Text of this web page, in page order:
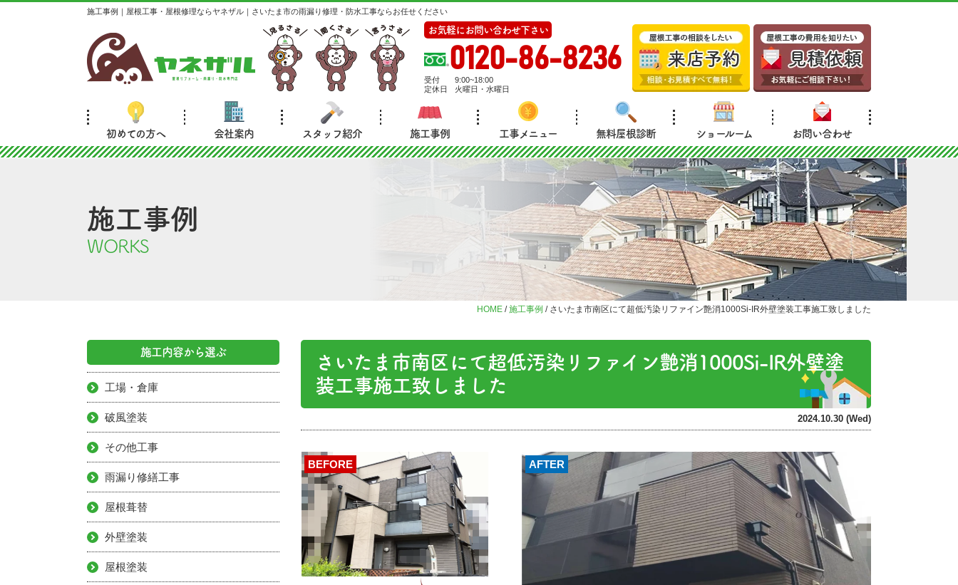
施工事例｜屋根工事・屋根修理ならヤネザル｜さいたま市の雨漏り修理・防水工事ならお任せください
お気軽にお問い合わせ下さい
0120-86-8236
受付
9:00~18:00
定休日
火曜日・水曜日
初めての方へ 会社案内 スタッフ紹介 施工事例 工事メニュー 無料屋根診断 ショールーム お問い合わせ
施工事例
WORKS
HOME /施工事例 / さいたま市南区にて超低汚染リファイン艶消1000Si-IR外壁塗装工事施工致しました
さいたま市南区にて超低汚染リファイン艶消1000Si-IR外壁塗
装工事施工致しました
2024.10.30 (Wed)
BEFORE AFTER
施工内容から選ぶ
工場・倉庫
破風塗装
その他工事
雨漏り修繕工事
屋根葺替
外壁塗装
屋根塗装